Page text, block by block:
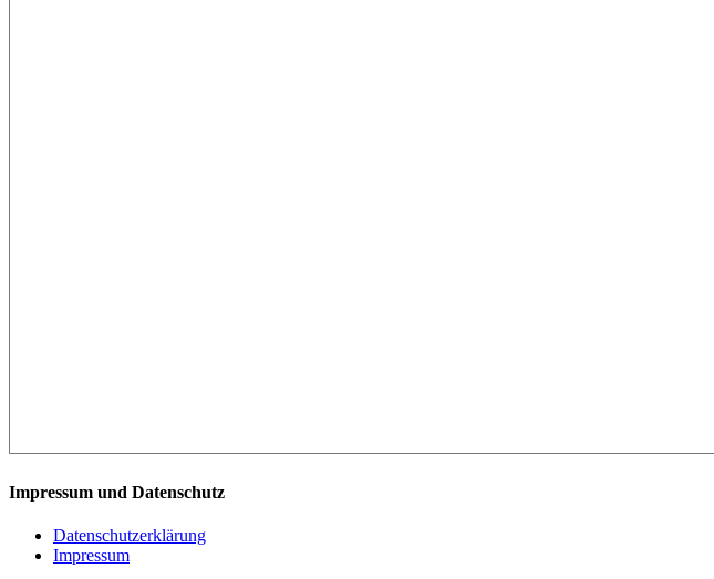
Impressum und Datenschutz
Datenschutzerklärung
Impressum